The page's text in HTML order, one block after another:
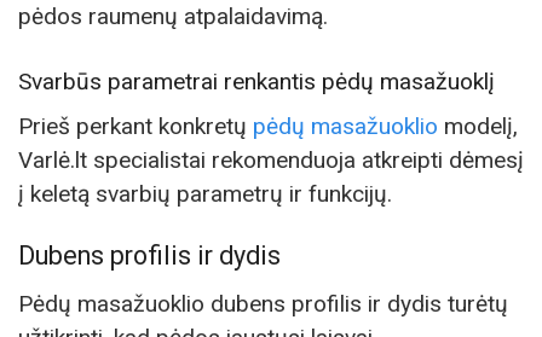
pėdos raumenų atpalaidavimą.
Svarbūs parametrai renkantis pėdų masažuoklį
Prieš perkant konkretų pėdų masažuoklio modelį,
Varlė.lt specialistai rekomenduoja atkreipti dėmesį
į keletą svarbių parametrų ir funkcijų.
Dubens profilis ir dydis
Pėdų masažuoklio dubens profilis ir dydis turėtų